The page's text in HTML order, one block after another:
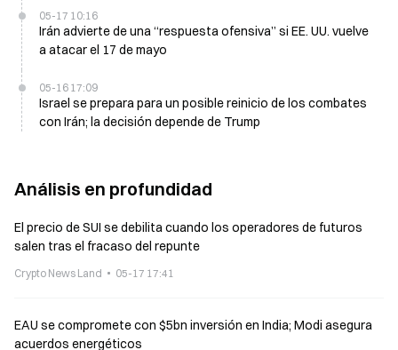
05-17 10:16
Irán advierte de una “respuesta ofensiva” si EE. UU. vuelve
a atacar el 17 de mayo
05-16 17:09
Israel se prepara para un posible reinicio de los combates
con Irán; la decisión depende de Trump
Análisis en profundidad
El precio de SUI se debilita cuando los operadores de futuros
salen tras el fracaso del repunte
Crypto News Land 05-17 17:41
EAU se compromete con $5bn inversión en India; Modi asegura
acuerdos energéticos